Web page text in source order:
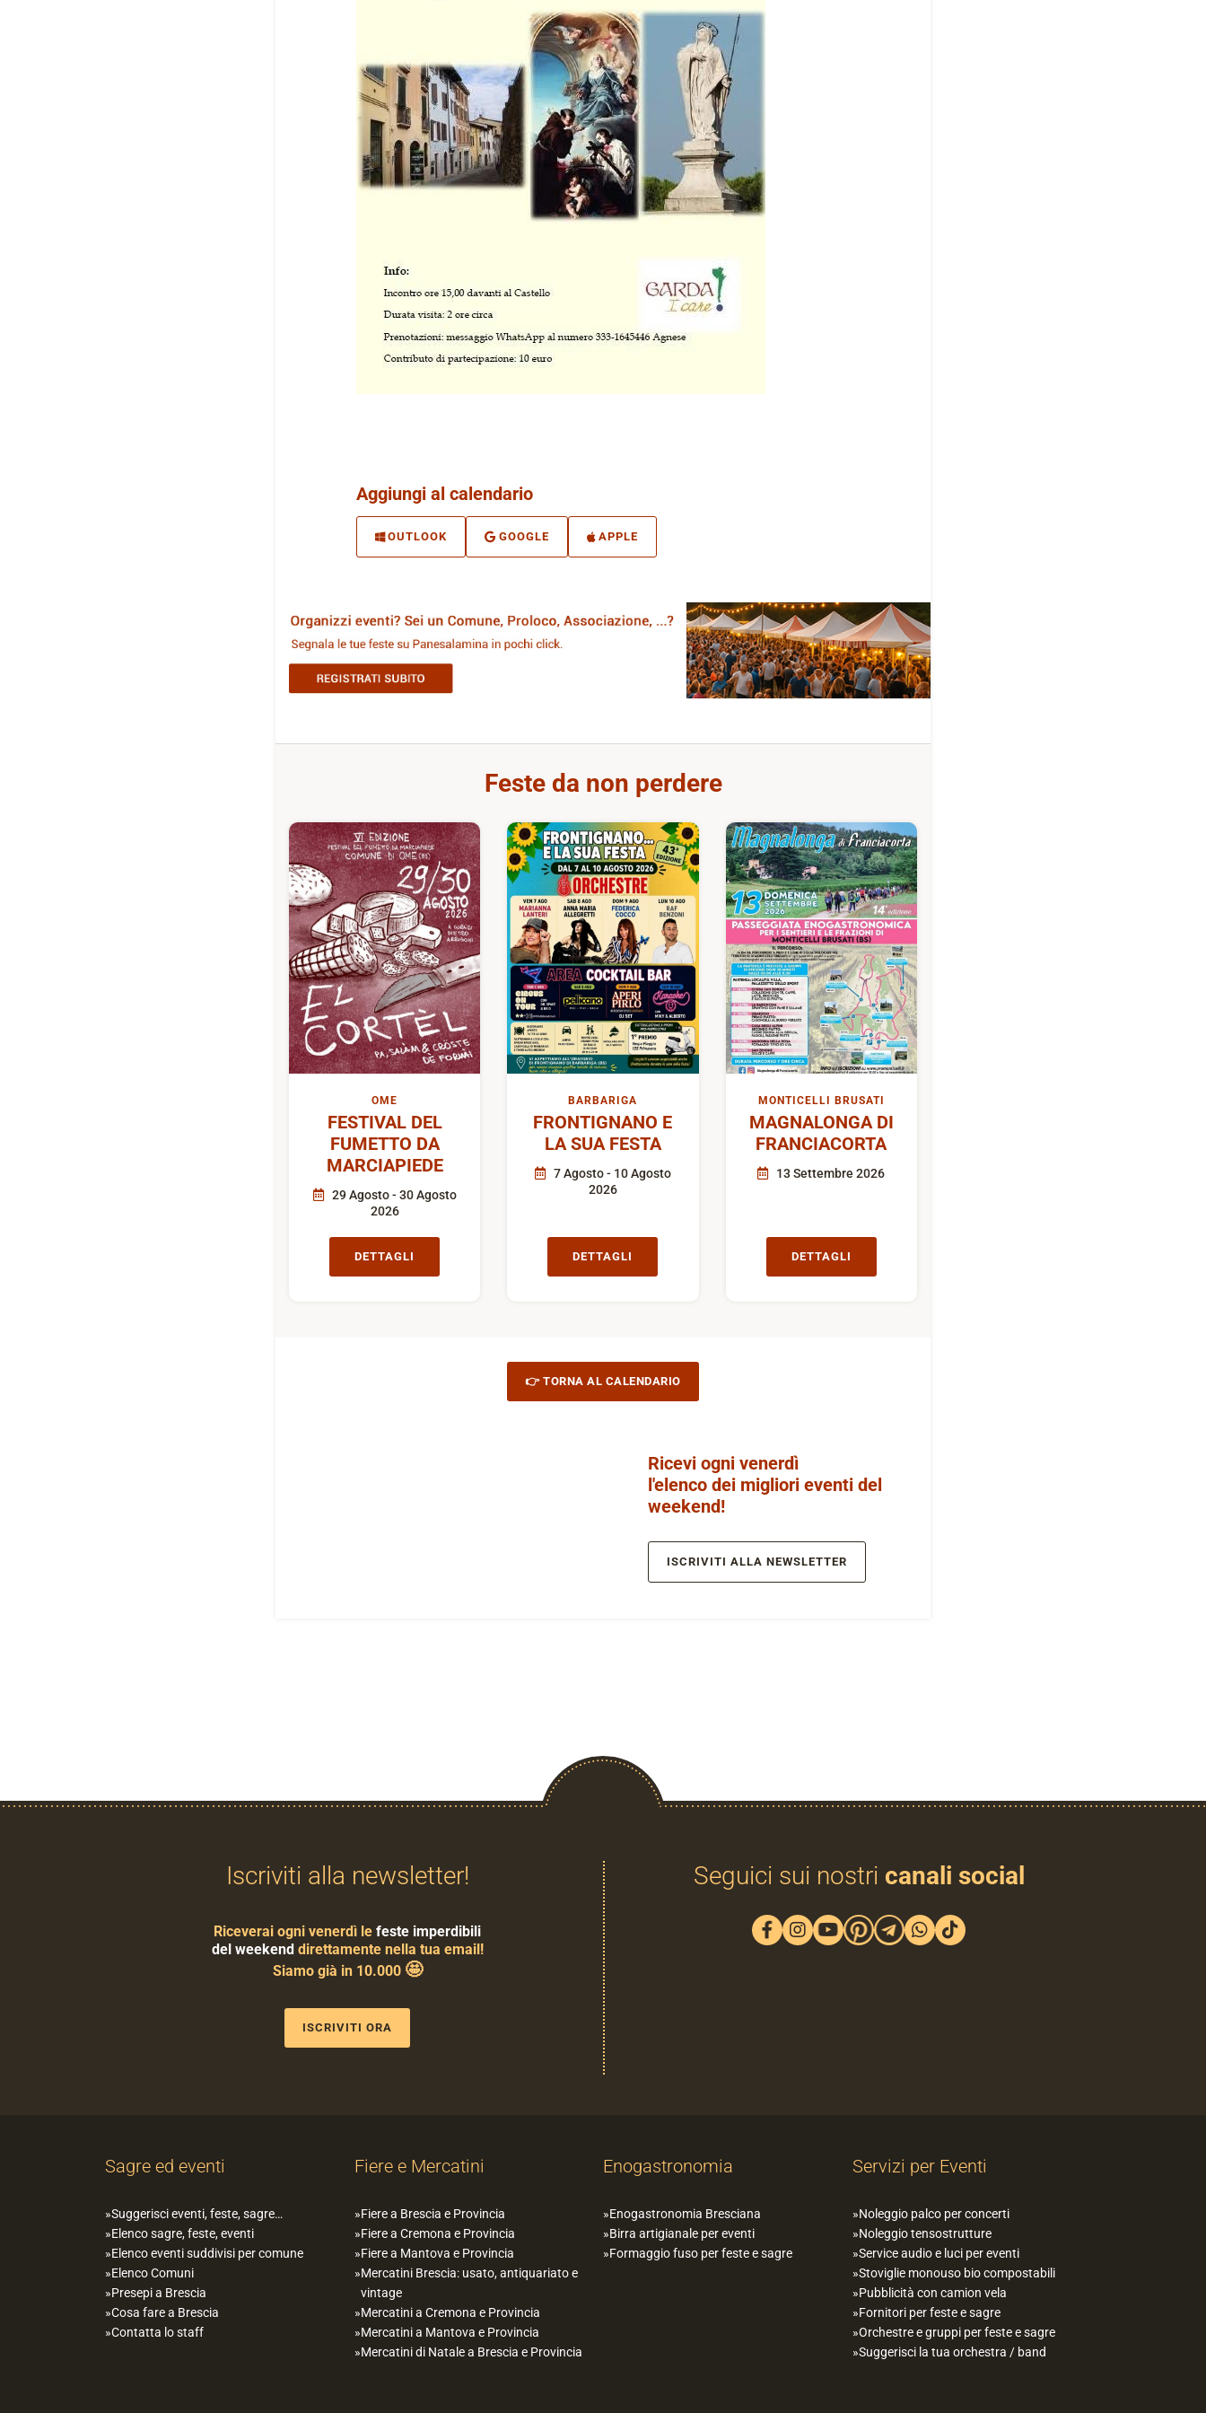
Aggiungi al calendario
OUTLOOK GOOGLE APPLE
Feste da non perdere
OME
FESTIVAL DEL
FUMETTO DA
MARCIAPIEDE
29 Agosto - 30 Agosto
2026
DETTAGLI
BARBARIGA
FRONTIGNANO E
LA SUA FESTA
7 Agosto - 10 Agosto
2026
DETTAGLI
MONTICELLI BRUSATI
MAGNALONGA DI
FRANCIACORTA
13 Settembre 2026
DETTAGLI
👉 TORNA AL CALENDARIO
Ricevi ogni venerdì
l'elenco dei migliori eventi del
weekend!
ISCRIVITI ALLA NEWSLETTER
Iscriviti alla newsletter!
Riceverai ogni venerdì le feste imperdibili
del weekenddirettamente nella tua email!
Siamo già in 10.000 🤩
ISCRIVITI ORA
Seguici sui nostri canali social
Sagre ed eventi
Suggerisci eventi, feste, sagre…
Elenco sagre, feste, eventi
Elenco eventi suddivisi per comune
Elenco Comuni
Presepi a Brescia
Cosa fare a Brescia
Contatta lo staff
Fiere e Mercatini
Fiere a Brescia e Provincia
Fiere a Cremona e Provincia
Fiere a Mantova e Provincia
Mercatini Brescia: usato, antiquariato e
vintage
Mercatini a Cremona e Provincia
Mercatini a Mantova e Provincia
Mercatini di Natale a Brescia e Provincia
Enogastronomia
Enogastronomia Bresciana
Birra artigianale per eventi
Formaggio fuso per feste e sagre
Servizi per Eventi
Noleggio palco per concerti
Noleggio tensostrutture
Service audio e luci per eventi
Stoviglie monouso bio compostabili
Pubblicità con camion vela
Fornitori per feste e sagre
Orchestre e gruppi per feste e sagre
Suggerisci la tua orchestra / band